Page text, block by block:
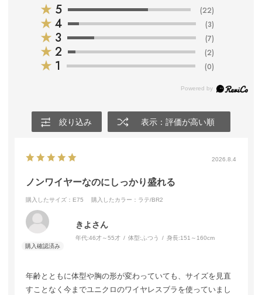
★ 5 (22)
★ 4 (3)
★ 3 (7)
★ 2 (2)
★ 1 (0)
絞り込み 表示：評価が高い順
2026.8.4
ノンワイヤーなのにしっかり盛れる
購入したサイズ：E75 購入したカラー：ラテ/BR2
きよさん
年代:46才～55才 体型: ふつう 身長:151～160cm
年齢とともに体型や胸の形が変わっていても、サイズを見直
すことなく今までユニクロのワイヤレスブラを使っていまし